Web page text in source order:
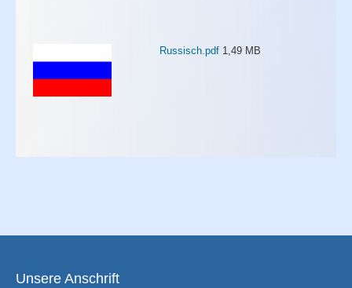
Russisch.pdf 1,49 MB
Unsere Anschrift